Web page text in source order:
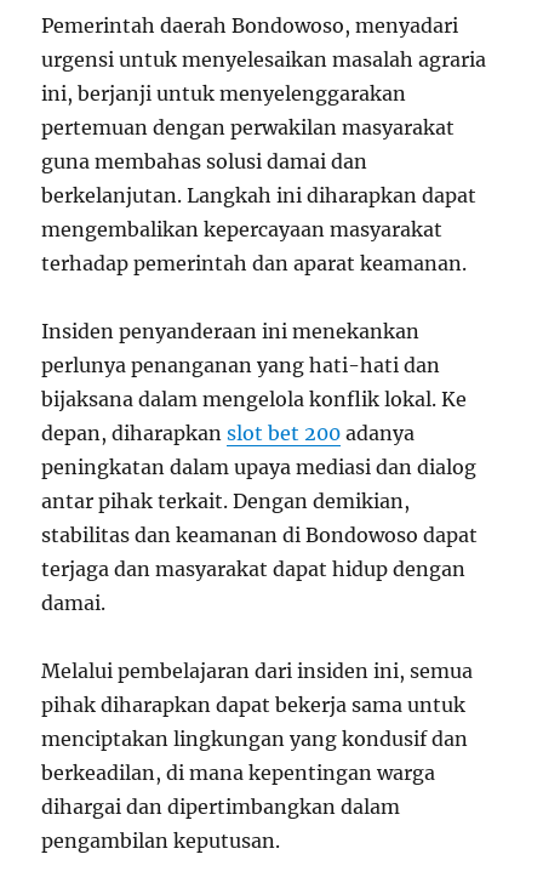
Pemerintah daerah Bondowoso, menyadari
urgensi untuk menyelesaikan masalah agraria
ini, berjanji untuk menyelenggarakan
pertemuan dengan perwakilan masyarakat
guna membahas solusi damai dan
berkelanjutan. Langkah ini diharapkan dapat
mengembalikan kepercayaan masyarakat
terhadap pemerintah dan aparat keamanan.
Insiden penyanderaan ini menekankan
perlunya penanganan yang hati-hati dan
bijaksana dalam mengelola konflik lokal. Ke
depan, diharapkanslot bet 200 adanya
peningkatan dalam upaya mediasi dan dialog
antar pihak terkait. Dengan demikian,
stabilitas dan keamanan di Bondowoso dapat
terjaga dan masyarakat dapat hidup dengan
damai.
Melalui pembelajaran dari insiden ini, semua
pihak diharapkan dapat bekerja sama untuk
menciptakan lingkungan yang kondusif dan
berkeadilan, di mana kepentingan warga
dihargai dan dipertimbangkan dalam
pengambilan keputusan.